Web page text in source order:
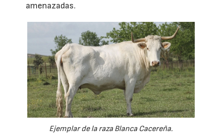
amenazadas.
Ejemplar de la raza Blanca Cacereña.